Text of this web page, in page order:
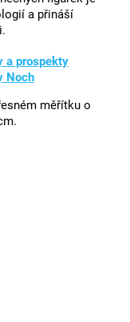
a přináší
a prospekty
Noch
měřítku o